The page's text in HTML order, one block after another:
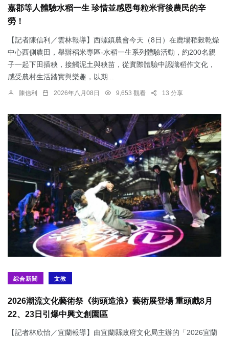
嘉郡等人體驗水稻一生 珍惜並感恩每粒米背後農民的辛
勞！
【記者陳信利／雲林報導】西螺鎮農會今天（8日）在鹿場稻榖乾燥
中心西側農田，舉辦稻米專區-水稻一生系列體驗活動，約200名親
子一起下田插秧，接觸泥土與秧苗，從實際體驗中認識稻作文化，
感受農村生活踏實與樂趣，以期...
陳信利 2026年八月08日 9,653 觀看 13 分享
綜合新聞 文教
2026潮流文化藝術祭《街頭造浪》藝術展登場 重頭戲8月
22、23日引爆中興文創園區
【記者林欣怡／宜蘭報導】由宜蘭縣政府文化局主辦的「2026宜蘭